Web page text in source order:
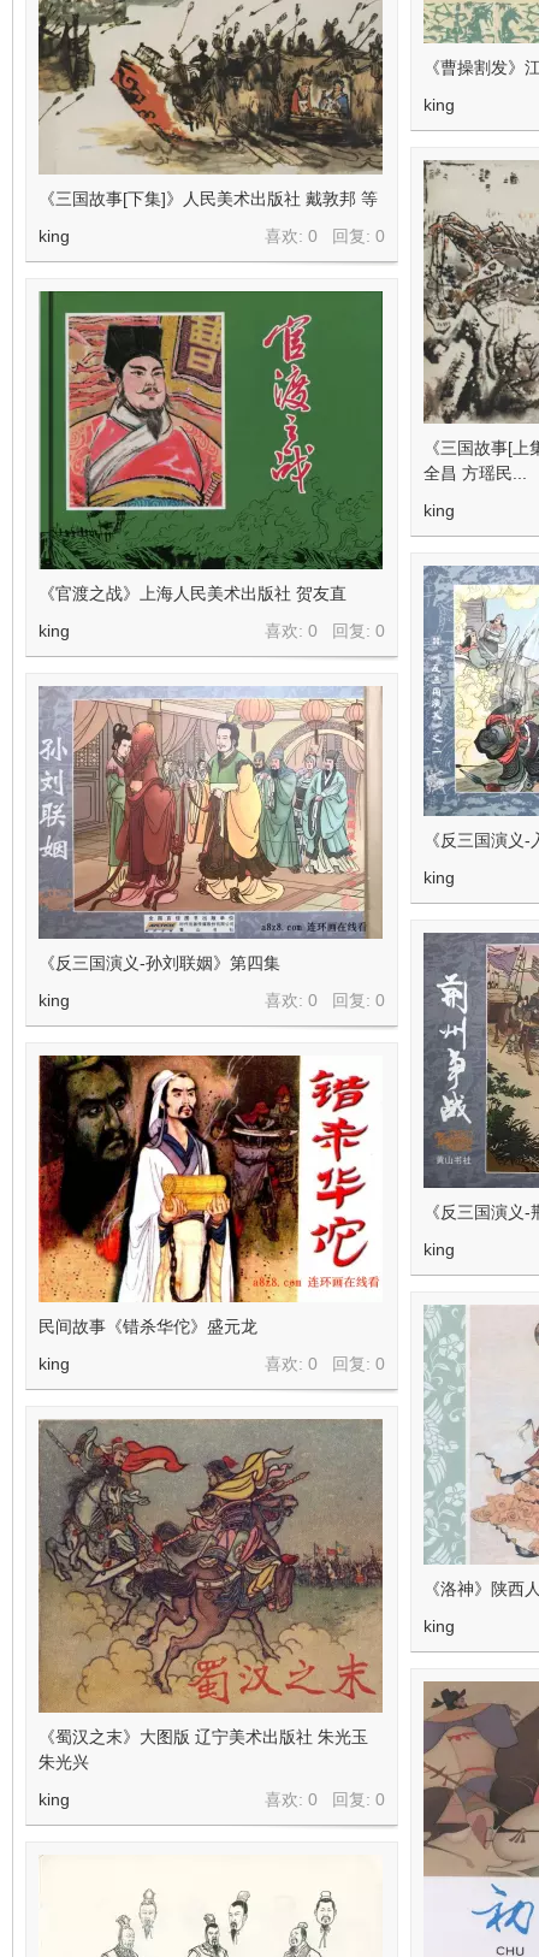
《曹操割发》
king
《三国故事[下集]》人民美术出版社 戴敦邦 等
喜欢: 0 回复: 0
king
《三国故事[
全昌 方瑶民...
king
《官渡之战》上海人民美术出版社 贺友直
喜欢: 0 回复: 0
king
《反三国演义
king
《反三国演义-孙刘联姻》第四集
喜欢: 0 回复: 0
king
《反三国演义
king
民间故事《错杀华佗》盛元龙
喜欢: 0 回复: 0
king
《洛神》陕西
king
《蜀汉之末》大图版 辽宁美术出版社 朱光玉
朱光兴
喜欢: 0 回复: 0
king